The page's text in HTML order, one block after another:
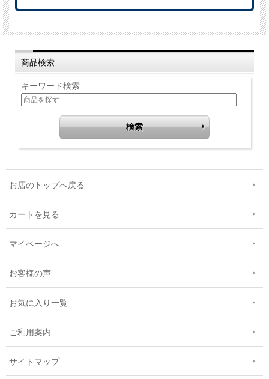
商品検索
キーワード検索
お店のトップへ戻る
カートを見る
マイページへ
お客様の声
お気に入り一覧
ご利用案内
サイトマップ